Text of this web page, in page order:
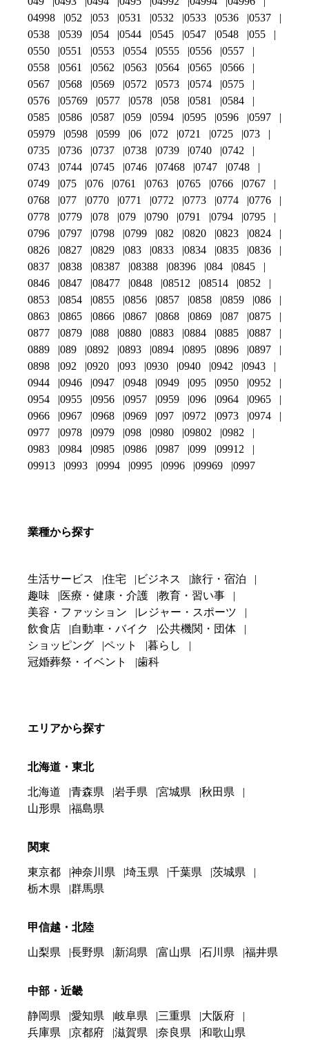
04998
052 053 0531 0532 0533 0536
0537
0538
0539 054 0544 0545 0547 0548
055
0550
0551 0553 0554 0555 0556
0557
0558
0561 0562 0563 0564 0565
0566
0567
0568 0569 0572 0573 0574
0575
0576
05769 0577 0578 058 0581
0584
0585
0586 0587 059 0594 0595 0596
0597
05979
0598 0599 06 072 0721 0725
073
0735
0736 0737 0738 0739 0740
0742
0743
0744 0745 0746 07468 0747
0748
0749
075 076 0761 0763 0765 0766
0767
0768
077 0770 0771 0772 0773 0774
0776
0778
0779 078 079 0790 0791 0794
0795
0796
0797 0798 0799 082 0820 0823
0824
0826
0827 0829 083 0833 0834 0835
0836
0837
0838 08387 08388 08396 084
0845
0846
0847 08477 0848 08512 08514
0852
0853
0854 0855 0856 0857 0858 0859
086
0863
0865 0866 0867 0868 0869 087
0875
0877
0879 088 0880 0883 0884 0885
0887
0889
089 0892 0893 0894 0895 0896
0897
0898
092 0920 093 0930 0940 0942
0943
0944
0946 0947 0948 0949 095 0950
0952
0954
0955 0956 0957 0959 096 0964
0965
0966
0967 0968 0969 097 0972 0973
0974
0977
0978 0979 098 0980 09802
0982
0983
0984 0985 0986 0987 099
09912
09913
0993 0994 0995 0996 09969 0997
業種から探す
生活サービス 住宅 ビジネス
旅行・宿泊
趣味
医療・健康・介護
教育・習い事
美容・ファッション
レジャー・スポーツ
飲食店
自動車・バイク
公共機関・団体
ショッピング
ペット
暮らし
冠婚葬祭・イベント
歯科
エリアから探す
北海道・東北
北海道 青森県 岩手県 宮城県
秋田県
山形県
福島県
関東
東京都 神奈川県 埼玉県 千葉県
茨城県
栃木県
群馬県
甲信越・北陸
山梨県 長野県 新潟県 富山県 石川県 福井県
中部・近畿
静岡県 愛知県 岐阜県 三重県
大阪府
兵庫県
京都府 滋賀県 奈良県 和歌山県